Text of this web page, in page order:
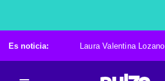
Es noticia: Laura Valentina Lozano